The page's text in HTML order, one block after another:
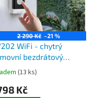
2 290 Kč –21 %
WiFi - chytrý
bezdrátový
a telefon s IP
vyzvánění na
telefon, pro
(13 ks)
Kč